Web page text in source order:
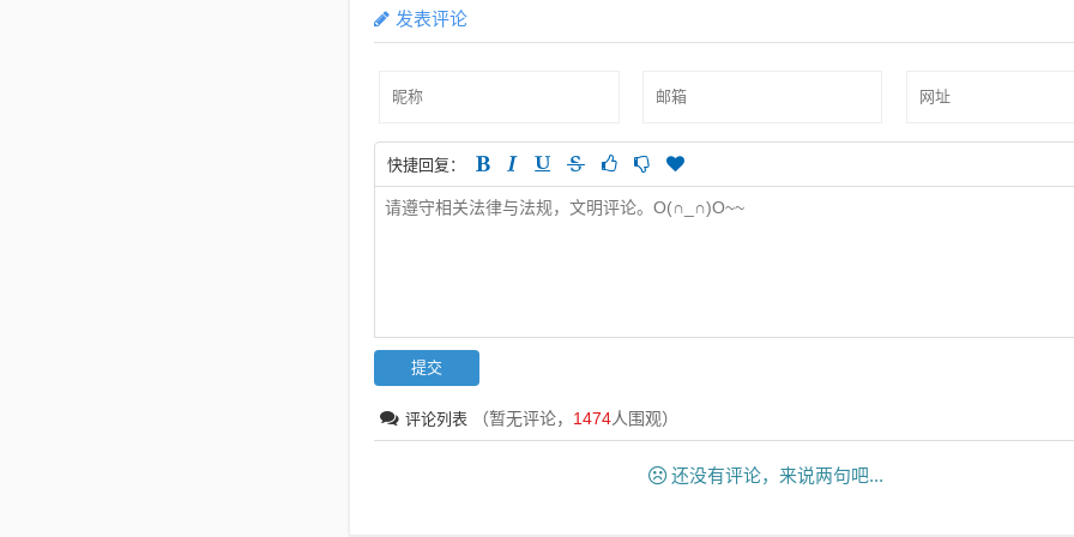
发表评论
快捷回复：
评论列表 （暂无评论， 1474人围观）
还没有评论，来说两句吧...